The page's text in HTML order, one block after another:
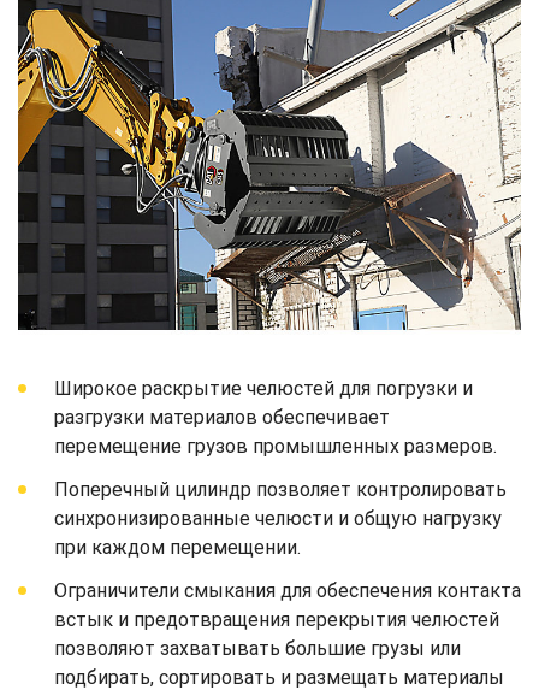
Широкое раскрытие челюстей для погрузки и
разгрузки материалов обеспечивает
перемещение грузов промышленных размеров.
Поперечный цилиндр позволяет контролировать
синхронизированные челюсти и общую нагрузку
при каждом перемещении.
Ограничители смыкания для обеспечения контакта
встык и предотвращения перекрытия челюстей
позволяют захватывать большие грузы или
подбирать, сортировать и размещать материалы